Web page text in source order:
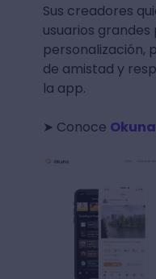
Sus creadores
usuarios grandes
personalización,
de amistad y
la app.
➤ Conoce Okuna